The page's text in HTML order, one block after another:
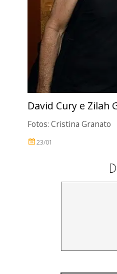
David Cury e Zilah
Fotos: Cristina Granato
23/01